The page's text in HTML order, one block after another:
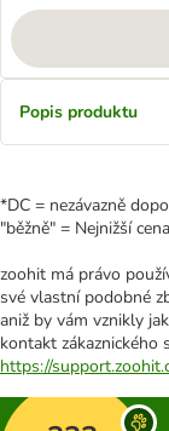
Popis produktu
*DC = nezávazně
"běžně" = Nejnižší
zoohit má právo
své vlastní podobné
aniž by vám vznikly
kontakt zákaznického
https://